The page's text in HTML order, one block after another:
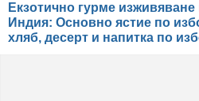
Екзотично гурме изживяване
Индия: Основно ястие по
хляб, десерт и напитка по